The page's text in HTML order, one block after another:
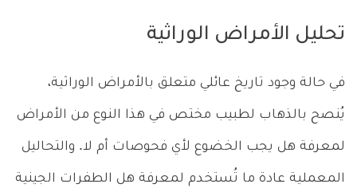
تحليل الأمراض الوراثية
في حالة وجود تاريخ عائلي متعلق بالأمراض الوراثية،
يُنصح بالذهاب لطبيب مختص في هذا النوع من الأمراض
لمعرفة هل يجب الخضوع لأي فحوصات أم لا. والتحاليل
المعملية عادة ما تُستخدم لمعرفة هل الطفرات الجينية